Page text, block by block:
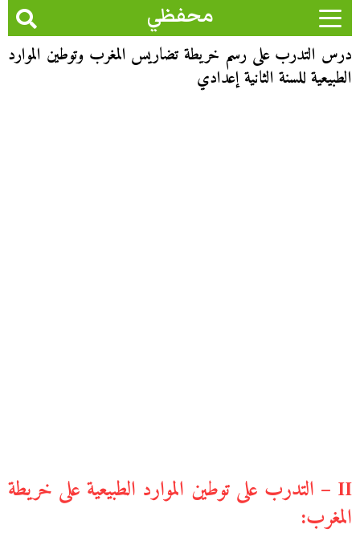
محفظي
درس التدرب على رسم خريطة تضاريس المغرب وتوطين الموارد
الطبيعية للسنة الثانية إعدادي
II – التدرب على توطين الموارد الطبيعية على خريطة
المغرب: